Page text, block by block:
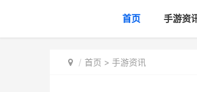
首页 手游资
首页 > 手游资讯